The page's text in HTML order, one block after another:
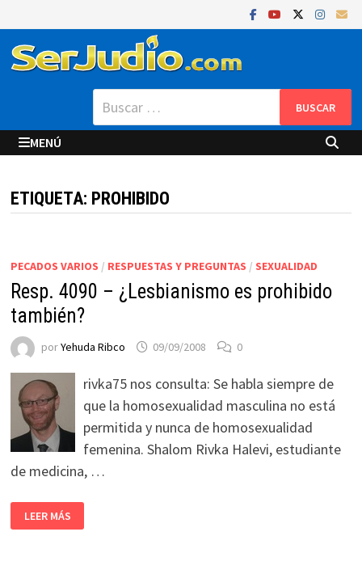
al
contenido
Buscar:
MENÚ
ETIQUETA: PROHIBIDO
PECADOS VARIOS / RESPUESTAS Y PREGUNTAS / SEXUALIDAD
Resp. 4090 – ¿Lesbianismo es prohibido
también?
porYehuda Ribco 09/09/2008 0
rivka75 nos consulta: Se habla siempre de
que la homosexualidad masculina no está
permitida y nunca de homosexualidad
femenina. Shalom Rivka Halevi, estudiante
de medicina, …
LEER MÁS